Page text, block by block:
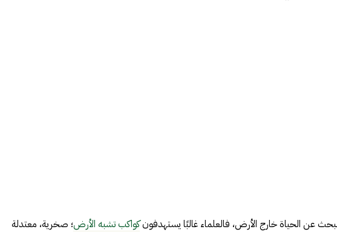
عن الحياة خارج الأرض، فالعلماء غالبًا يستهدفونكواكب تشبه الأرض؛ صخرية، معتدلة